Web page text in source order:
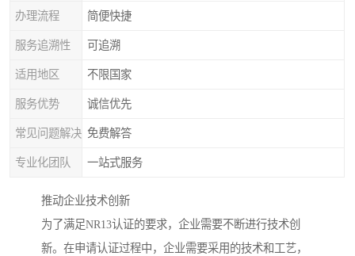
办理流程 简便快捷
服务追溯性 可追溯
适用地区 不限国家
服务优势 诚信优先
常见问题解决 免费解答
专业化团队 一站式服务
推动企业技术创新
为了满足NR13认证的要求，企业需要不断进行技术创
新。在申请认证过程中，企业需要采用的技术和工艺，